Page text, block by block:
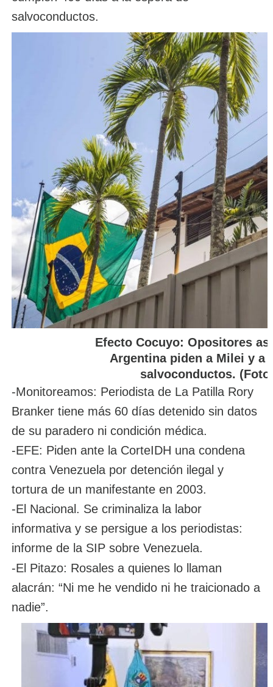
salvoconductos.
Efecto Cocuyo: Opositores
Argentina piden a Milei y a
salvoconductos.
-Monitoreamos: Periodista de La Patilla Rory
Branker tiene más 60 días detenido sin datos
de su paradero ni condición médica.
-EFE: Piden ante la CorteIDH una condena
contra Venezuela por detención ilegal y
tortura de un manifestante en 2003.
-El Nacional. Se criminaliza la labor
informativa y se persigue a los periodistas:
informe de la SIP sobre Venezuela.
-El Pitazo: Rosales a quienes lo llaman
alacrán: “Ni me he vendido ni he traicionado a
nadie”.